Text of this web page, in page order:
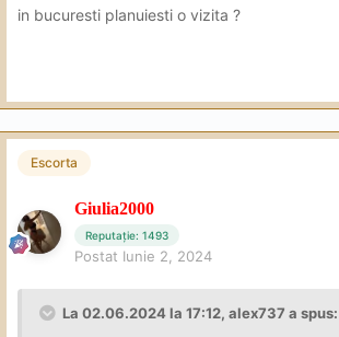
in bucuresti planuiesti o vizita ?
Escorta
Giulia2000
Reputație: 1493
Postat Iunie 2, 2024
La 02.06.2024 la 17:12, alex737 a spus: